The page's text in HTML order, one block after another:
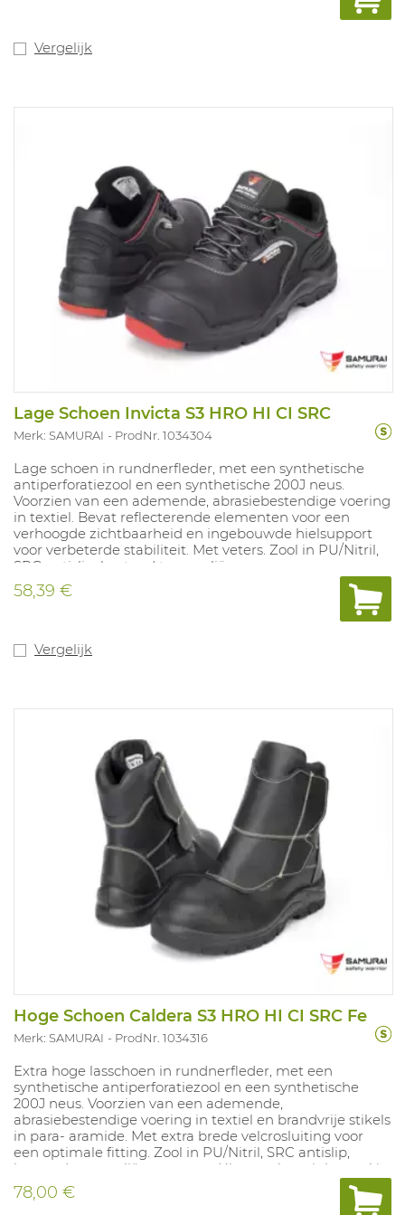
Vergelijk
Lage Schoen Invicta S3 HRO HI CI SRC
Merk: SAMURAI ProdNr. 1034304
Lage schoen in rundnerfleder, met een synthetische
antiperforatiezool en een synthetische 200J neus.
Voorzien van een ademende, abrasiebestendige voering
in textiel. Bevat reflecterende elementen voor een
verhoogde zichtbaarheid en ingebouwde hielsupport
voor verbeterde stabiliteit. Met veters. Zool in PU/Nitril,
SRC antislip, bestand tegen oliën en zuren.
Uitneembare inlegzool in polyurethaan met textiel laag.
100% metaalvrij. Maten: 37-48.
58,39 €
Vergelijk
Hoge Schoen Caldera S3 HRO HI CI SRC Fe
Merk: SAMURAI ProdNr. 1034316
Extra hoge lasschoen in rundnerfleder, met een
synthetische antiperforatiezool en een synthetische
200J neus. Voorzien van een ademende,
abrasiebestendige voering in textiel en brandvrije stikels
in para- aramide. Met extra brede velcrosluiting voor
een optimale fitting. Zool in PU/Nitril, SRC antislip,
bestand tegen oliën en zuren. Uitneembare inlegzool in
polyurethaan met textiel laag. 100% metaalvrij. Maten:
38-48.
78,00 €